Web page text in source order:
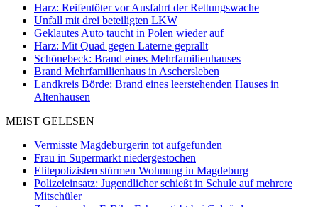
Harz: Reifentöter vor Ausfahrt der Rettungswache
Unfall mit drei beteiligten LKW
Geklautes Auto taucht in Polen wieder auf
Harz: Mit Quad gegen Laterne geprallt
Schönebeck: Brand eines Mehrfamilienhauses
Brand Mehrfamilienhaus in Aschersleben
Landkreis Börde: Brand eines leerstehenden Hauses in
Altenhausen
MEIST GELESEN
Vermisste Magdeburgerin tot aufgefunden
Frau in Supermarkt niedergestochen
Elitepolizisten stürmen Wohnung in Magdeburg
Polizeieinsatz: Jugendlicher schießt in Schule auf mehrere
Mitschüler